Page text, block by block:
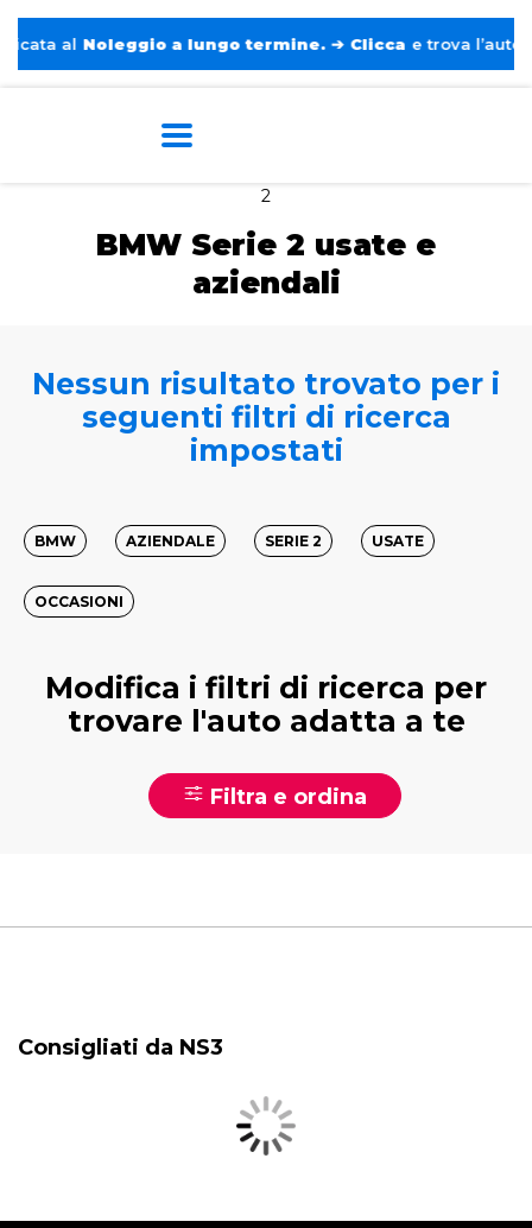
al Noleggio a lungo termine. ➔ Clicca e trova l’auto
2
BMW Serie 2 usate e
aziendali
Nessun risultato trovato per i
seguenti filtri di ricerca
impostati
BMW AZIENDALE SERIE 2 USATE
OCCASIONI
Modifica i filtri di ricerca per
trovare l'auto adatta a te
Filtra e ordina
Consigliati da NS3